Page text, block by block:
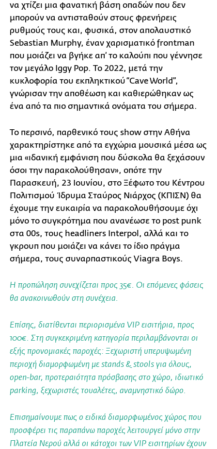
να χτίζει μια φανατική βάση οπαδών που δεν
μπορούν να αντισταθούν στους φρενήρεις
ρυθμούς τους και, φυσικά, στον απολαυστικό
Sebastian Murphy, έναν χαρισματικό frontman
που μοιάζει να βγήκε απ’ το καλούπι που γέννησε
τον μεγάλο Iggy Pop. Το 2022, μετά την
κυκλοφορία του εκπληκτικού “Cave World”,
γνώρισαν την αποθέωση και καθιερώθηκαν ως
ένα από τα πιο σημαντικά ονόματα του σήμερα.
Το περσινό, παρθενικό τους show στην Αθήνα
χαρακτηρίστηκε από τα εγχώρια μουσικά μέσα ως
μια «ιδανική εμφάνιση που δύσκολα θα ξεχάσουν
όσοι την παρακολούθησαν», οπότε την
Παρασκευή, 23 Ιουνίου, στο Ξέφωτο του Κέντρου
Πολιτισμού Ίδρυμα Σταύρος Νιάρχος (ΚΠΙΣΝ) θα
έχουμε την ευκαιρία να παρακολουθήσουμε όχι
μόνο το συγκρότημα που ανανέωσε το post punk
στα 00s, τους headliners Interpol, αλλά και το
γκρουπ που μοιάζει να κάνει το ίδιο πράγμα
σήμερα, τους συναρπαστικούς Viagra Boys.
Η προπώληση συνεχίζεται προς 35€. Οι επόμενες φάσεις
θα ανακοινωθούν στη συνέχεια.
Επίσης, διατίθενται περιορισμένα VIP εισιτήρια, προς
100€. Στη συγκεκριμένη κατηγορία περιλαμβάνονται οι
εξής προνομιακές παροχές: Ξεχωριστή υπερυψωμένη
περιοχή διαμορφωμένη με stands & stools για όλους,
οpen-bar, προτεραιότητα πρόσβασης στο χώρο, ιδιωτικό
parking, ξεχωριστές τουαλέτες, αναμνηστικό δώρο.
Επισημαίνουμε πως ο ειδικά διαμορφωμένος χώρος που
προσφέρει τις παραπάνω παροχές λειτουργεί μόνο στην
Πλατεία Νερού αλλά οι κάτοχοι των VIP εισιτηρίων έχουν